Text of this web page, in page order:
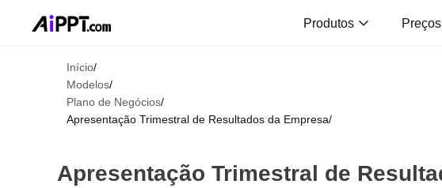
Produtos Preços
Início/
Modelos/
Plano de Negócios/
Apresentação Trimestral de Resultados da Empresa/
Apresentação Trimestral de